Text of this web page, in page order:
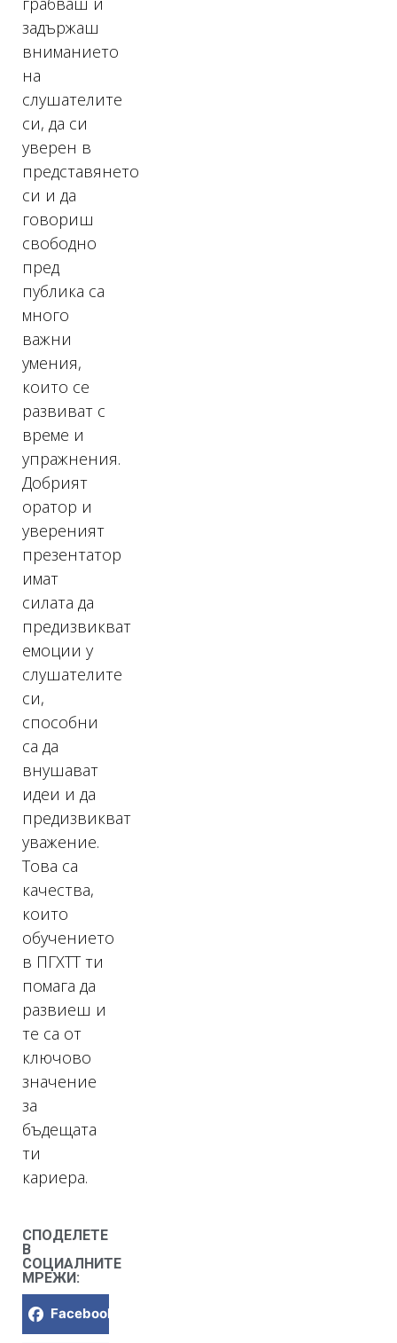
задържаш
вниманието
на
слушателите
си, да си
уверен в
представянето
си и да
говориш
свободно
пред
публика са
много
важни
умения,
които се
развиват с
време и
упражнения.
Добрият
оратор и
увереният
презентатор
имат
силата да
предизвикват
емоции у
слушателите
си,
способни
са да
внушават
идеи и да
предизвикват
уважение.
Това са
качества,
които
обучението
в ПГХТТ ти
помага да
развиеш и
те са от
ключово
значение
за
бъдещата
ти
кариера.
СПОДЕЛЕТЕ
В
СОЦИАЛНИТЕ
МРЕЖИ:
Facebook